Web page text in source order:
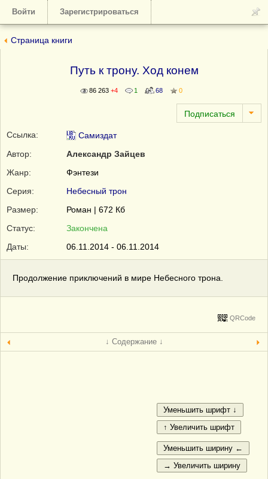
Войти Зарегистрироваться
Страница книги
Путь к трону. Ход конем
86 263 +4 1 68 0
Ссылка:
Самиздат
Автор:
Александр Зайцев
Жанр:
Фэнтези
Серия:
Небесный трон
Размер:
Роман | 672 Кб
Статус:
Закончена
Даты:
06.11.2014 - 06.11.2014
Продолжение приключений в мире Небесного трона.
QRCode
↓ Содержание ↓